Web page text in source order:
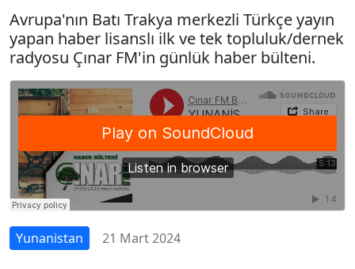
Avrupa'nın Batı Trakya merkezli Türkçe yayın
yapan haber lisanslı ilk ve tek topluluk/dernek
radyosu Çınar FM'in günlük haber bülteni.
Yunanistan 21 Mart 2024